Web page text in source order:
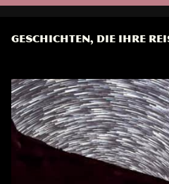
GESCHICHTEN, DIE IHRE